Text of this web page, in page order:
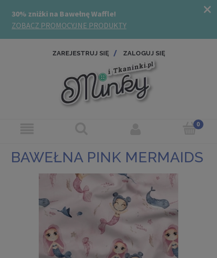
ZAREJESTRUJ SIĘ ZALOGUJ SIĘ
BAWEŁNA PINK MERMAIDS